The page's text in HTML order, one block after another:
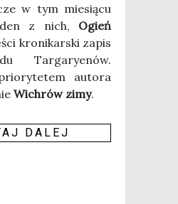
w tym mie­sią­cu
z nich, Ogień
kro­ni­kar­ski zapis
Tar­ga­ry­enów.
auto­ra
Wichrów zimy.
DALEJ